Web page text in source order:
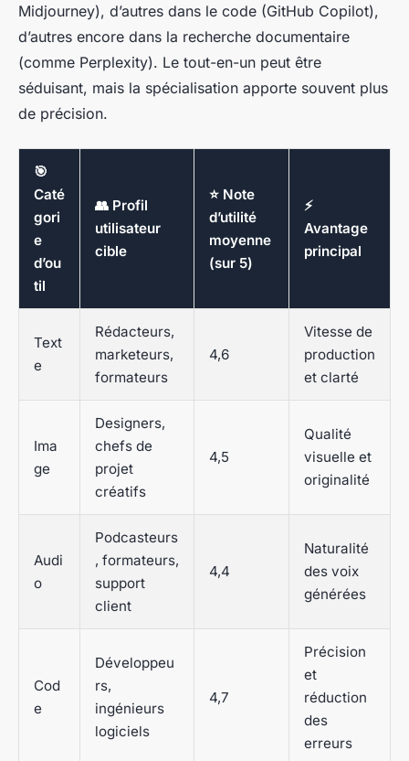
Midjourney), d’autres dans le code (GitHub Copilot),
d’autres encore dans la recherche documentaire
(comme Perplexity). Le tout-en-un peut être
séduisant, mais la spécialisation apporte souvent plus
de précision.
🎯
Caté
gori
e
d’ou
til
👥 Profil
utilisateur
cible
⭐ Note
d’utilité
moyenne
(sur 5)
⚡
Avantage
principal
Text
e
Rédacteurs,
marketeurs,
formateurs
4,6
Vitesse de
production
et clarté
Ima
ge
Designers,
chefs de
projet
créatifs
4,5
Qualité
visuelle et
originalité
Audi
o
Podcasteurs
, formateurs,
support
client
4,4
Naturalité
des voix
générées
Cod
e
Développeu
rs,
ingénieurs
logiciels
4,7
Précision
et
réduction
des
erreurs